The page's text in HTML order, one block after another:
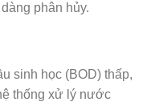
phân hủy.
sinh học (BOD) thấp,
thống xử lý nước